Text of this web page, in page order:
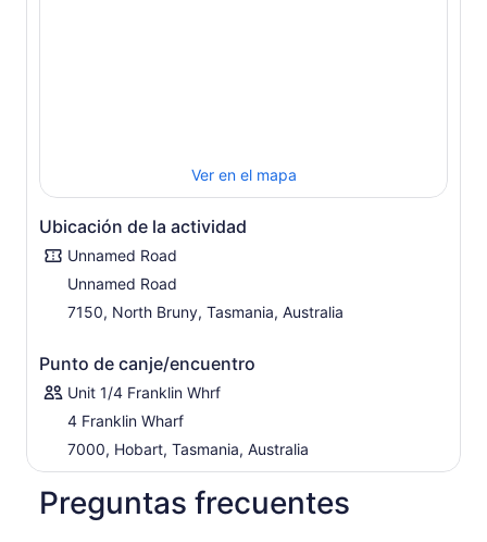
Ver en el mapa
Ubicación de la actividad
Unnamed Road
Unnamed Road
7150, North Bruny, Tasmania, Australia
Punto de canje/encuentro
Unit 1/4 Franklin Whrf
4 Franklin Wharf
7000, Hobart, Tasmania, Australia
Preguntas frecuentes